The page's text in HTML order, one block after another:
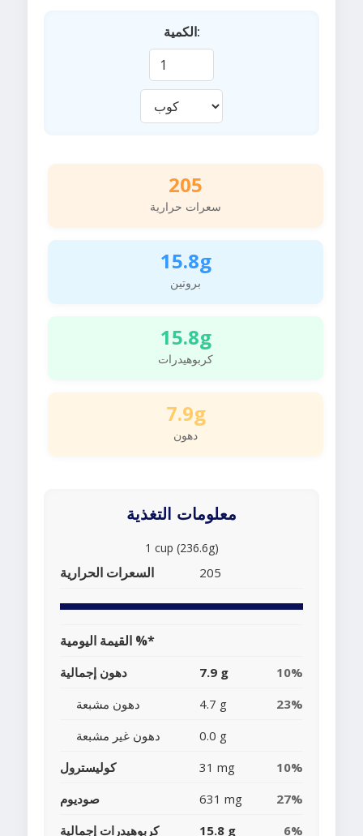
الكمية:
205
سعرات حرارية
15.8g
بروتين
15.8g
كربوهيدرات
7.9g
دهون
معلومات التغذية
1 cup (236.6g)
السعرات الحرارية 205
القيمة اليومية %*
دهون إجمالية 7.9 g
10%
دهون مشبعة
4.7 g
23%
دهون غير مشبعة
0.0 g
كوليسترول
31 mg
10%
صوديوم
631 mg
27%
كربوهيدرات إجمالية
15.8 g 6%